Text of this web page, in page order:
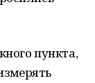
пункта,